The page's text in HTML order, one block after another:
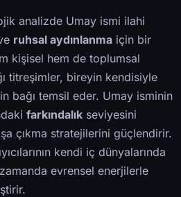
analizde Umay ismi ilahi
ruhsal aydınlanma için bir
kişisel hem de toplumsal
titreşimler, bireyin kendisiyle
bağı temsil eder. Umay isminin
farkındalık seviyesini
çıkma stratejilerini güçlendirir.
kendi iç dünyalarında
evrensel enerjilerle